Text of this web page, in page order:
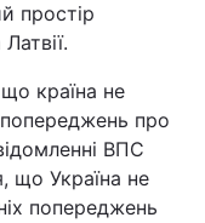
простір
країна не
про
ВПС
що Україна не
попереджень